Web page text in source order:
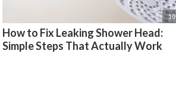
10
How to Fix Leaking Shower Head:
Simple Steps That Actually Work